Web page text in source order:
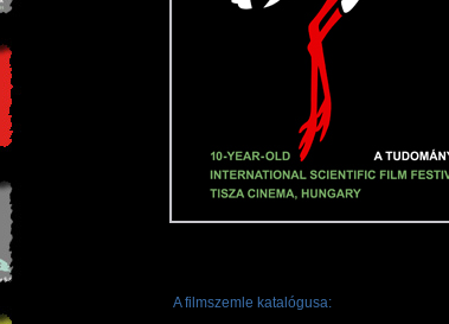
A filmszemle katalógusa: